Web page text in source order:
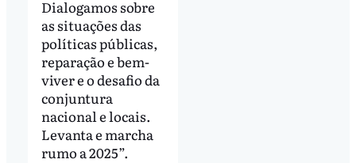
Dialogamos sobre
as situações das
políticas públicas,
reparação e bem-
viver e o desafio da
conjuntura
nacional e locais.
Levanta e marcha
rumo a 2025”.